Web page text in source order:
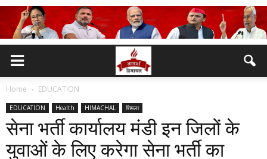
Home EDUCATION
EDUCATION Health HIMACHAL शिमला
सेना भर्ती कार्यालय मंडी इन जिलों के
युवाओं के लिए करेगा सेना भर्ती का